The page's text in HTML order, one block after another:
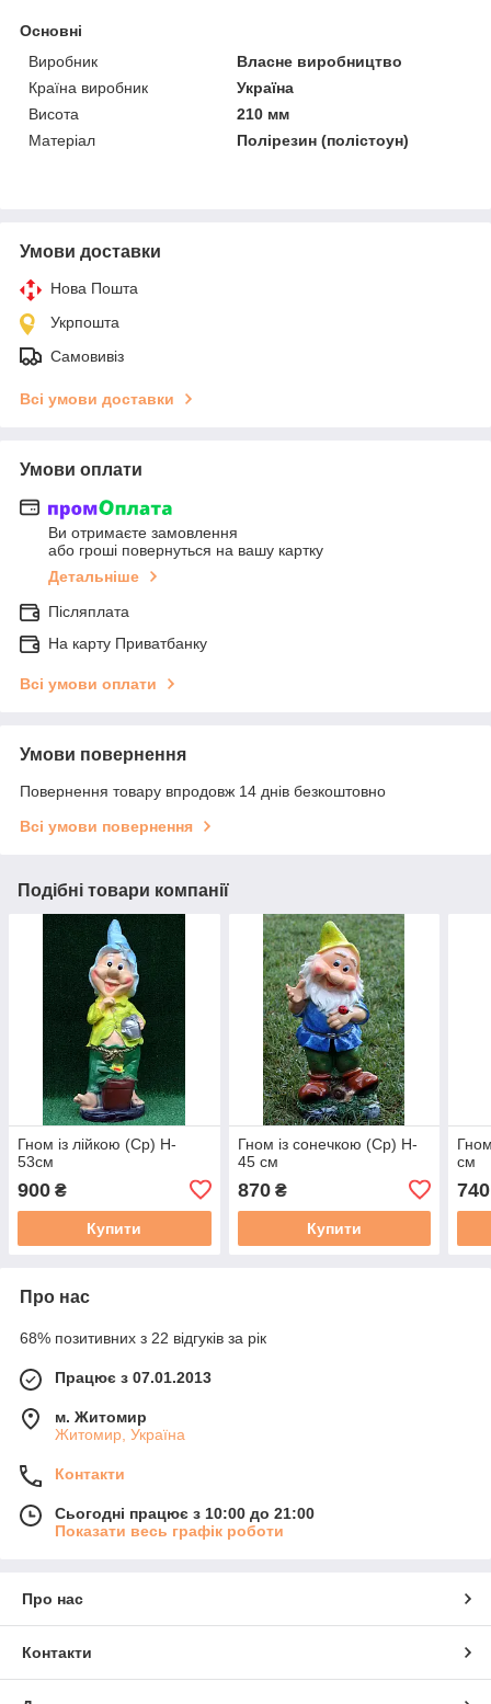
Основні
Виробник
Власне виробництво
Країна виробник
Україна
Висота
210 мм
Матеріал
Полірезин (полістоун)
Умови доставки
Нова Пошта
Укрпошта
Самовивіз
Всі умови доставки
Умови оплати
Ви отримаєте замовлення
або гроші повернуться на вашу картку
Детальніше
Післяплата
На карту Приватбанку
Всі умови оплати
Умови повернення
Повернення товару впродовж 14 днів безкоштовно
Всі умови повернення
Подібні товари компанії
Гном із лійкою (Ср) H-
53см
900 ₴
Купити
Гном із сонечкою (Ср) H-
45 см
870₴
Купити
см
740
Про нас
68% позитивних з 22 відгуків за рік
Працює з 07.01.2013
м. Житомир
Житомир, Україна
Контакти
Сьогодні працює з 10:00 до 21:00
Показати весь графік роботи
Про нас
Контакти